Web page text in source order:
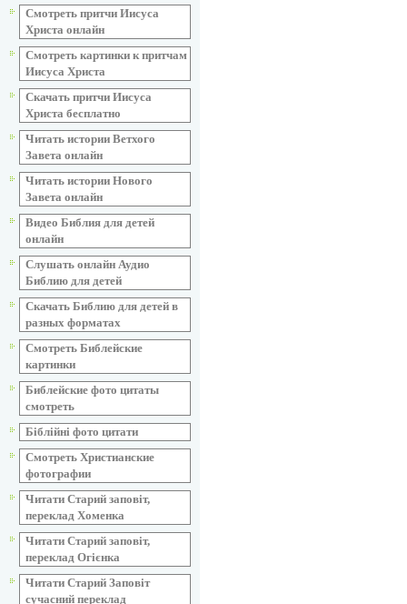
Смотреть притчи Иисуса
Христа онлайн
Смотреть картинки к притчам
Иисуса Христа
Скачать притчи Иисуса
Христа бесплатно
Читать истории Ветхого
Завета онлайн
Читать истории Нового
Завета онлайн
Видео Библия для детей
онлайн
Слушать онлайн Аудио
Библию для детей
Скачать Библию для детей в
разных форматах
Смотреть Библейские
картинки
Библейские фото цитаты
смотреть
Біблійні фото цитати
Смотреть Христианские
фотографии
Читати Старий заповіт,
переклад Хоменка
Читати Старий заповіт,
переклад Огієнка
Читати Старий Заповіт
сучасний переклад